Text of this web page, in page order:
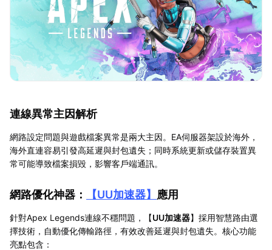
連線異常主因解析
網路設定問題與遊戲檔案異常是兩大主因。EA伺服器架設於海外，
海外直連容易引發高延遲與封包遺失；同時系統更新或儲存裝置異
常可能導致檔案損毀，影響客戶端通訊。
網路優化神器： 【UU加速器】 應用
針對Apex Legends連線不穩問題，【UU加速器】採用智慧路由選
擇技術，自動優化傳輸路徑，有效改善延遲與封包遺失。核心功能
亮點包含：